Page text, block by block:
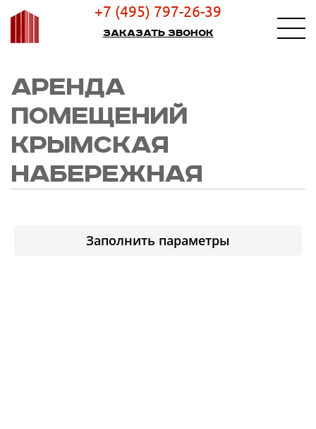
+7 (495) 797-26-39
Заказать звонок
АРЕНДА
ПОМЕЩЕНИЙ
КРЫМСКАЯ
НАБЕРЕЖНАЯ
Заполнить параметры